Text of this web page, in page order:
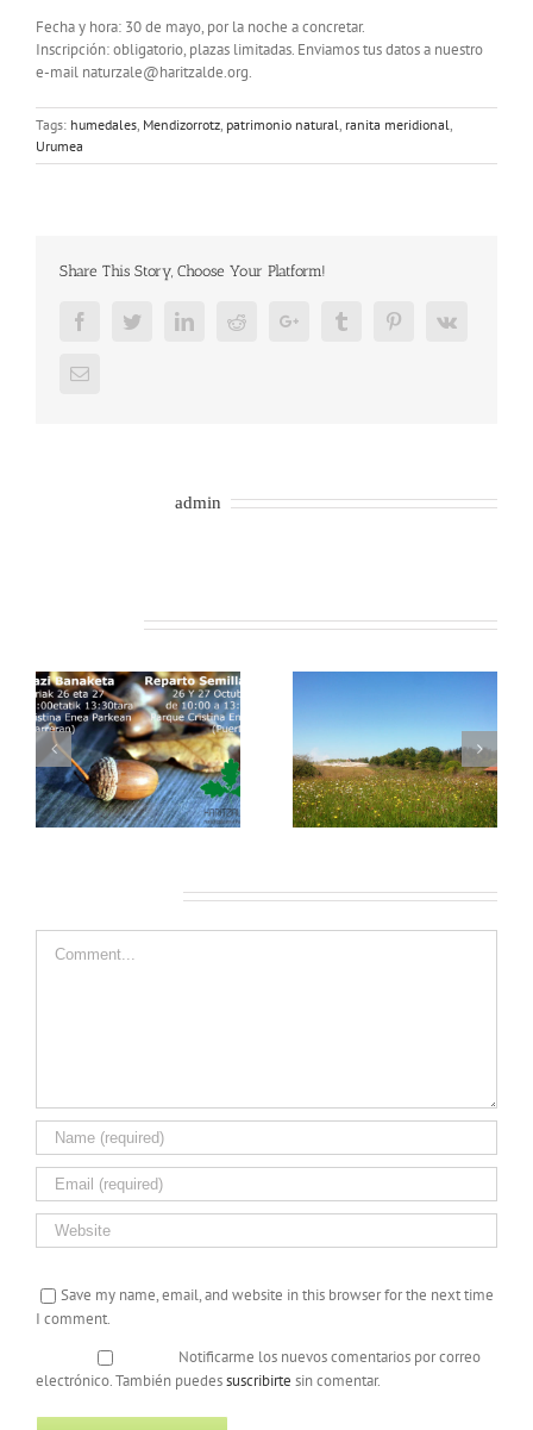
Fecha y hora: 30 de mayo, por la noche a concretar.
Inscripción: obligatorio, plazas limitadas. Enviamos tus datos a nuestro
e-mail naturzale@haritzalde.org.
Tags: humedales Mendizorrotz patrimonio natural ranita meridional
Urumea
Share This Story, Choose Your Platform!
FacebookTwitterLinkedInRedditGoogle+ Tumblr PinterestVk
Email
admin
Save my name, email, and website in this browser for the next time
I comment.
Notificarme los nuevos comentarios por correo
electrónico. También puedessuscribirte sin comentar.